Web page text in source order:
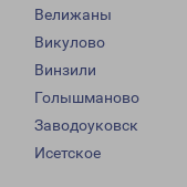
Велижаны
Викулово
Винзили
Голышманово
Заводоуковск
Исетское